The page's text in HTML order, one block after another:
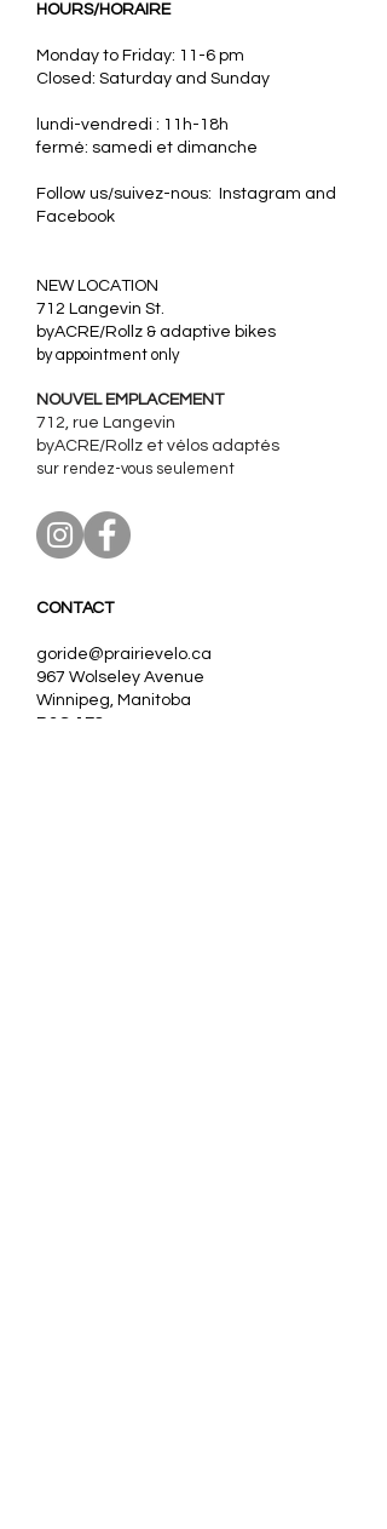
HOURS/HORAIRE
Monday to Friday: 11-6 pm
Closed: Saturday and Sunday
lundi-vendredi : 11h-18h
fermé: samedi et dimanche
Follow us/suivez-nous: Instagram and
Facebook
​NEW LOCATION
712 Langevin St.
byACRE/Rollz & adaptive bikes
by appointment only
NOUVEL EMPLACEMENT
712, rue Langevin
byACRE/Rollz et vélos adaptés
sur rendez-vous seulement
CONTACT
goride@prairievelo.ca
967 Wolseley Avenue
Winnipeg, Manitoba
R3G 1E8